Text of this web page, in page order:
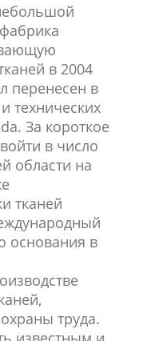
в 2004
перенесен в
технических
За короткое
в число
области на
тканей
основания в
труда.